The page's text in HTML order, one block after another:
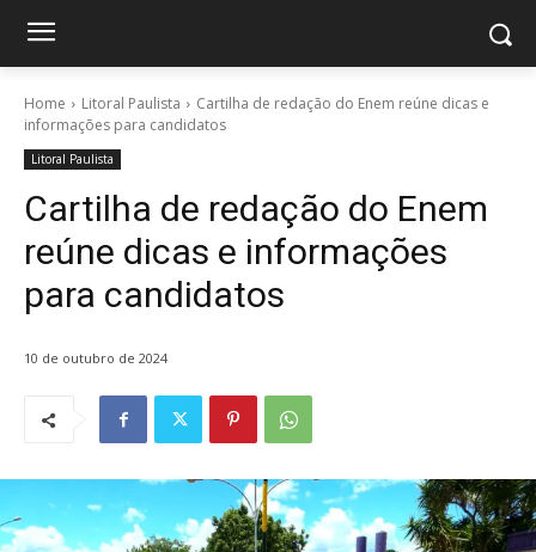
Home Litoral Paulista
Cartilha de redação do Enem reúne dicas e
informações para candidatos
Litoral Paulista
Cartilha de redação do Enem
reúne dicas e informações
para candidatos
10 de outubro de 2024